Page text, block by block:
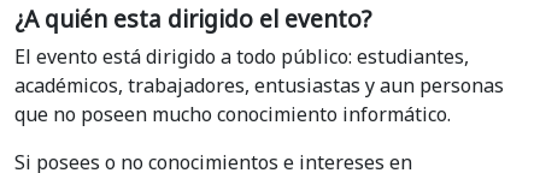
¿A quién esta dirigido el evento?
El evento está dirigido a todo público: estudiantes,
académicos, trabajadores, entusiastas y aun personas
que no poseen mucho conocimiento informático.
Si posees o no conocimientos e intereses en